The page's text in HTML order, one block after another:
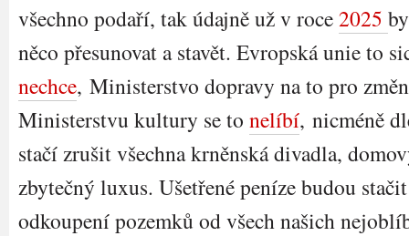
všechno podaří, tak údajně už v roce2025
něco přesunovat a stavět. Evropská unie to
nechce, Ministerstvo dopravy na to pro
Ministerstvu kultury se to nelíbí, nicméně
stačí zrušit všechna krněnská divadla,
zbytečný luxus. Ušetřené peníze budou
odkoupení pozemků od všech našich